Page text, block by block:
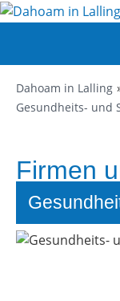
Dahoam in Lalling
Gesundheits- und
Firmen
Lalling